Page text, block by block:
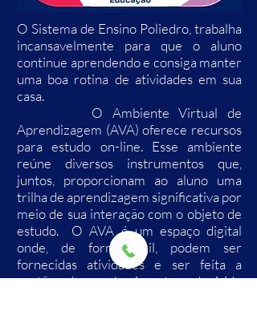
O Sistema de Ensino Poliedro, trabalha
incansavelmente para que o aluno
continue aprendendo e consiga manter
uma boa rotina de atividades em sua
casa.
O Ambiente Virtual de
Aprendizagem (AVA) oferece recursos
para estudo on-line. Esse ambiente
reúne diversos instrumentos que,
juntos, proporcionam ao aluno uma
trilha de aprendizagem significativa por
meio de sua interação com o objeto de
estudo. O AVA é um espaço digital
onde, de forma ágil, podem ser
fornecidas atividades e ser feita a
gestão do conhecimento adquirido